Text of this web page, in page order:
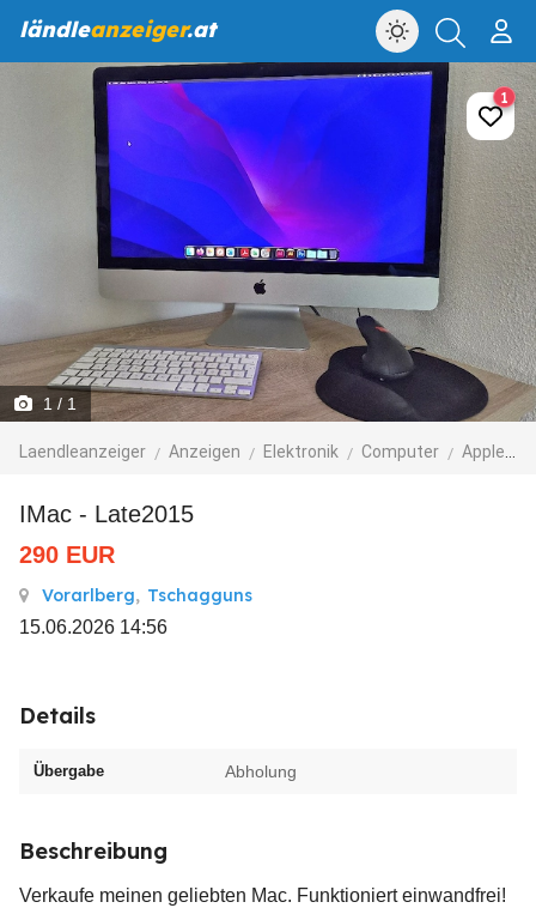
ländleanzeiger.at
1 / 1
Laendleanzeiger Anzeigen Elektronik Computer Apple-Computer
1
iMac - Late2015
290 EUR
Vorarlberg, Tschagguns
15.06.2026 14:56
Details
Übergabe Abholung
Beschreibung
Verkaufe meinen geliebten Mac. Funktioniert einwandfrei!